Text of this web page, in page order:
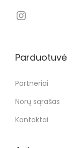
Parduotuvė
Partneriai
Norų sąrašas
Kontaktai